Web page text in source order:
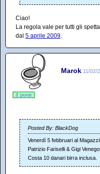
Ciao!
La regola vale per tutti gli
dal 5 aprile 2009.
Marok 11/02/
2 punti
Posted By: BlackDog
Venerdì 5 febbruari al
Patrizio Fariselli & Gigi
Costa 10 danari birra inclusa.